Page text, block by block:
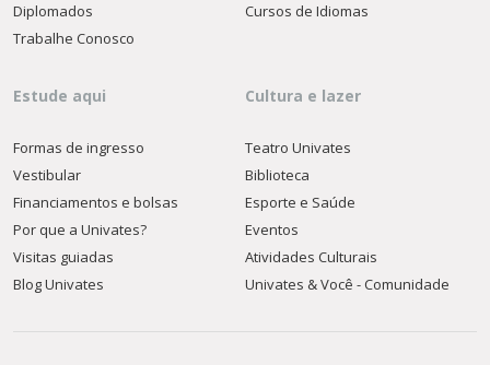
Diplomados
Trabalhe Conosco
Cursos de Idiomas
Estude aqui
Formas de ingresso
Vestibular
Financiamentos e bolsas
Por que a Univates?
Visitas guiadas
Blog Univates
Cultura e lazer
Teatro Univates
Biblioteca
Esporte e Saúde
Eventos
Atividades Culturais
Univates & Você - Comunidade